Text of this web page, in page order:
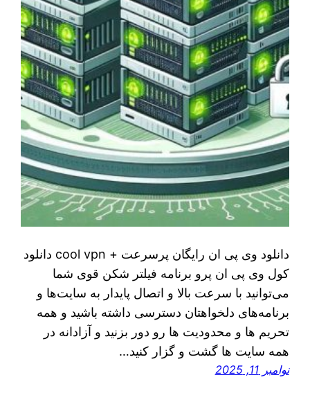
دانلود وی پی ان رایگان پرسرعت + cool vpn دانلود
کول وی پی ان پرو برنامه فیلتر شکن قوی شما
می‌توانید با سرعت بالا و اتصال پایدار به سایت‌ها و
برنامه‌های دلخواهتان دسترسی داشته باشید و همه
تحریم ها و محدودیت ها رو دور بزنید و آزادانه در
همه سایت ها گشت و گزار کنید…
نوامبر 11, 2025